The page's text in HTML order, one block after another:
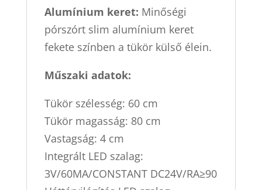
Alumínium keret: Minőségi
pórszórt slim alumínium keret
fekete színben a tükör külső élein.
Műszaki adatok:
Tükör szélesség: 60 cm
Tükör magasság: 80 cm
Vastagság: 4 cm
Integrált LED szalag:
3V/60MA/CONSTANT DC24V/RA≥90